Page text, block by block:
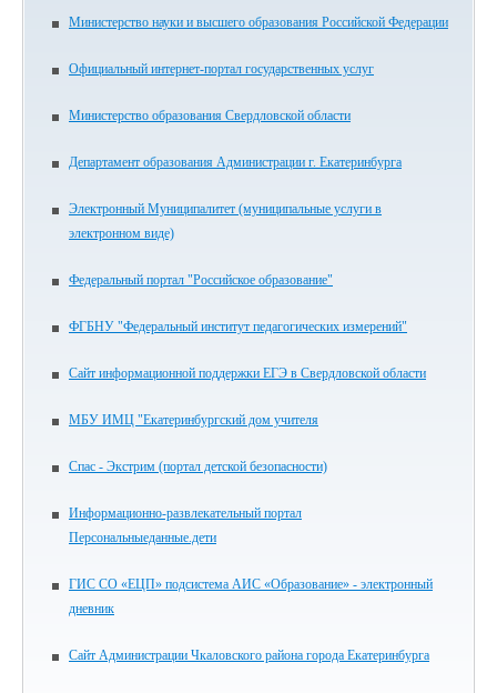
Министерство науки и высшего образования Российской Федерации
Официальный интернет-портал государственных услуг
Министерство образования Свердловской области
Департамент образования Администрации г. Екатеринбурга
Электронный Муниципалитет (муниципальные услуги в
электронном виде)
Федеральный портал "Российское образование"
ФГБНУ "Федеральный институт педагогических измерений"
Сайт информационной поддержки ЕГЭ в Свердловской области
МБУ ИМЦ "Екатеринбургский дом учителя
Спас - Экстрим (портал детской безопасности)
Информационно-развлекательный портал
Персональныеданные.дети
ГИС СО «ЕЦП» подсистема АИС «Образование» - электронный
дневник
Сайт Администрации Чкаловского района города Екатеринбурга